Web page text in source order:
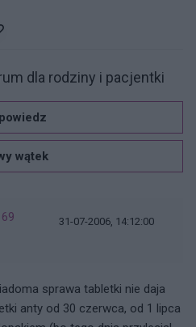
dla rodziny i pacjentki
wątek
31-07-2006, 14:12:00
sprawa tabletki nie daja
anty od 30 czerwca, od 1 lipca